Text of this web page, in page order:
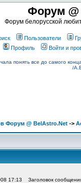
Форум @
Форум белорусской
Пользователи
Профиль
Войти и
понять все до самого
/
Форум @ BelAstro.Net ->
17:13
Заголовок